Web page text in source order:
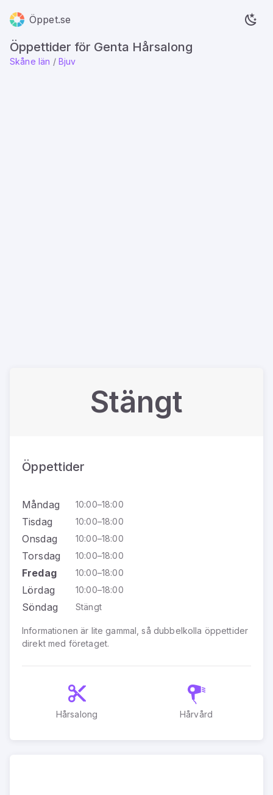
Öppet.se
Öppettider för Genta Hårsalong
Skåne län / Bjuv
Stängt
Öppettider
Måndag 10:00–18:00
Tisdag 10:00–18:00
Onsdag 10:00–18:00
Torsdag 10:00–18:00
Fredag 10:00–18:00
Lördag 10:00–18:00
Söndag Stängt
Informationen är lite gammal, så dubbelkolla öppettider
direkt med företaget.
Hårsalong Hårvård